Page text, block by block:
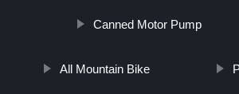
Canned Motor Pump
All Mountain Bike